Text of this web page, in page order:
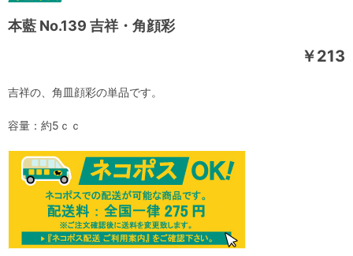
本藍 No.139 吉祥・角顔彩
￥213
吉祥の、角皿顔彩の単品です。
容量：約5ｃｃ